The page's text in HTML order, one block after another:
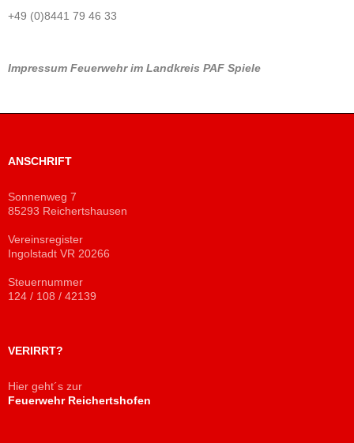
+49 (0)8441 79 46 33
Impressum Feuerwehr im Landkreis PAF Spiele
ANSCHRIFT
Sonnenweg 7
85293 Reichertshausen
Vereinsregister
Ingolstadt VR 20266
Steuernummer
124 / 108 / 42139
VERIRRT?
Hier geht´s zur
Feuerwehr Reichertshofen